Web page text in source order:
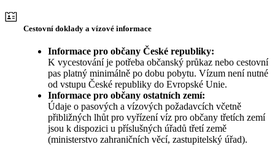
Cestovní doklady a vízové informace
Informace pro občany České republiky:
K vycestování je potřeba občanský průkaz nebo cestovní
pas platný minimálně po dobu pobytu. Vízum není nutné
od vstupu České republiky do Evropské Unie.
Informace pro občany ostatních zemí:
Údaje o pasových a vízových požadavcích včetně
přibližných lhůt pro vyřízení víz pro občany třetích zemí
jsou k dispozici u příslušných úřadů třetí země
(ministerstvo zahraničních věcí, zastupitelský úřad).